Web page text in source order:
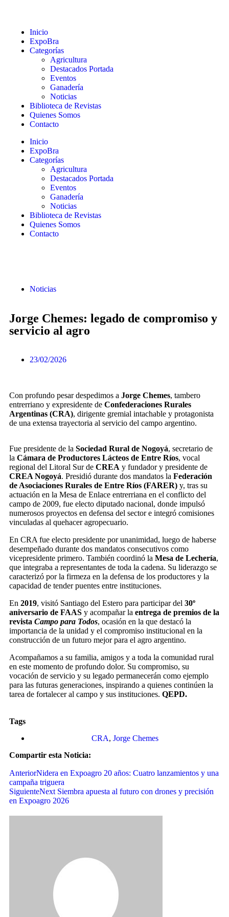
Inicio
ExpoBra
Categorías
Agricultura
Destacados Portada
Eventos
Ganadería
Noticias
Biblioteca de Revistas
Quienes Somos
Contacto
Inicio
ExpoBra
Categorías
Agricultura
Destacados Portada
Eventos
Ganadería
Noticias
Biblioteca de Revistas
Quienes Somos
Contacto
Noticias
Jorge Chemes: legado de compromiso y
servicio al agro
23/02/2026
Con profundo pesar despedimos a Jorge Chemes, tambero
entrerriano y expresidente de Confederaciones Rurales
Argentinas (CRA), dirigente gremial intachable y protagonista
de una extensa trayectoria al servicio del campo argentino.
Fue presidente de la Sociedad Rural de Nogoyá, secretario de
la Cámara de Productores Lácteos de Entre Ríos, vocal
regional del Litoral Sur de CREA y fundador y presidente de
CREA Nogoyá. Presidió durante dos mandatos la Federación
de Asociaciones Rurales de Entre Ríos (FARER) y, tras su
actuación en la Mesa de Enlace entrerriana en el conflicto del
campo de 2009, fue electo diputado nacional, donde impulsó
numerosos proyectos en defensa del sector e integró comisiones
vinculadas al quehacer agropecuario.
En CRA fue electo presidente por unanimidad, luego de haberse
desempeñado durante dos mandatos consecutivos como
vicepresidente primero. También coordinó la Mesa de Lechería,
que integraba a representantes de toda la cadena. Su liderazgo se
caracterizó por la firmeza en la defensa de los productores y la
capacidad de tender puentes entre instituciones.
En 2019, visitó Santiago del Estero para participar del 30º
aniversario de FAAS y acompañar la entrega de premios de la
revista Campo para Todos, ocasión en la que destacó la
importancia de la unidad y el compromiso institucional en la
construcción de un futuro mejor para el agro argentino.
Acompañamos a su familia, amigos y a toda la comunidad rural
en este momento de profundo dolor. Su compromiso, su
vocación de servicio y su legado permanecerán como ejemplo
para las futuras generaciones, inspirando a quienes continúen la
tarea de fortalecer al campo y sus instituciones. QEPD.
Tags
CRA, Jorge Chemes
Compartir esta Noticia:
AnteriorNidera en Expoagro 20 años: Cuatro lanzamientos y una
campaña triguera
SiguienteNext Siembra apuesta al futuro con drones y precisión
en Expoagro 2026